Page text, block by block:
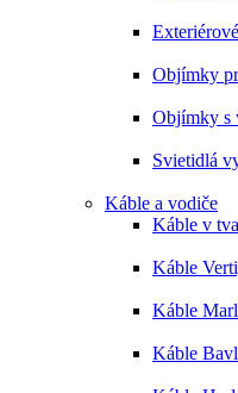
Objímky
Objímky s
Svietidlá
Káble a vodiče
Káble v
Káble
Káble
Káble